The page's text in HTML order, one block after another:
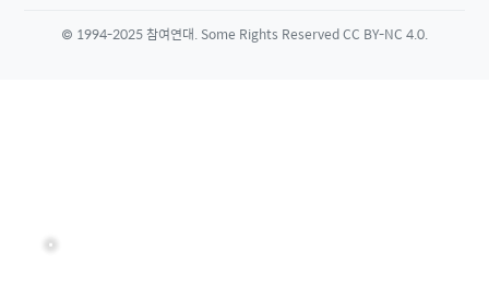
© 1994-2025 참여연대. Some Rights Reserved CC BY-NC 4.0.